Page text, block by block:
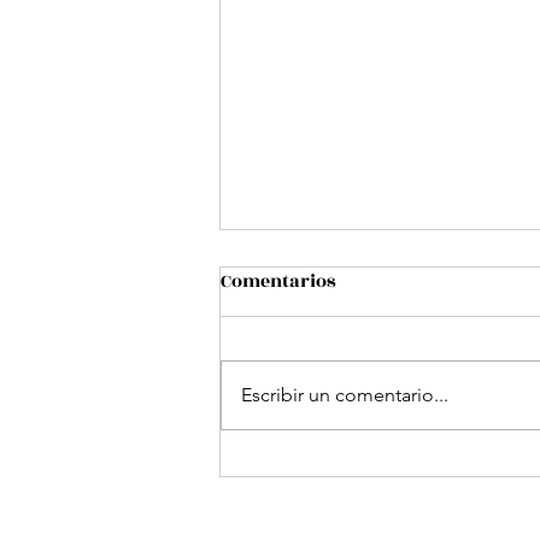
Sanamos Aprendiendo: un
Comentarios
Escribir un comentario...